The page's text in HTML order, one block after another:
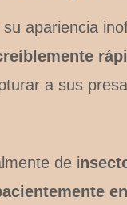
apariencia
a sus
de i